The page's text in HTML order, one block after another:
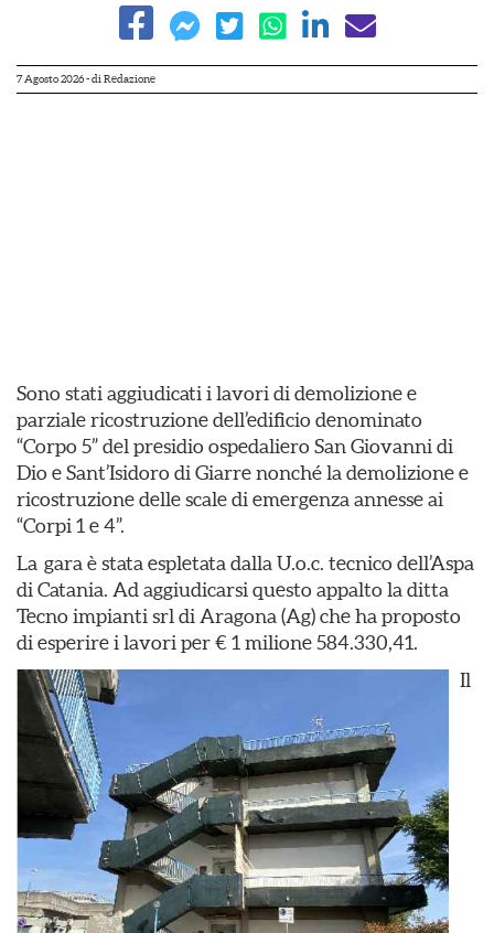
7 Agosto 2026- di Redazione
Sono stati aggiudicati i lavori di demolizione e
parziale ricostruzione dell’edificio denominato
“Corpo 5” del presidio ospedaliero San Giovanni di
Dio e Sant’Isidoro di Giarre nonché la demolizione e
ricostruzione delle scale di emergenza annesse ai
“Corpi 1 e 4”.
La gara è stata espletata dalla U.o.c. tecnico dell’Aspa
di Catania. Ad aggiudicarsi questo appalto la ditta
Tecno impianti srl di Aragona (Ag) che ha proposto
di esperire i lavori per € 1 milione 584.330,41.
Il